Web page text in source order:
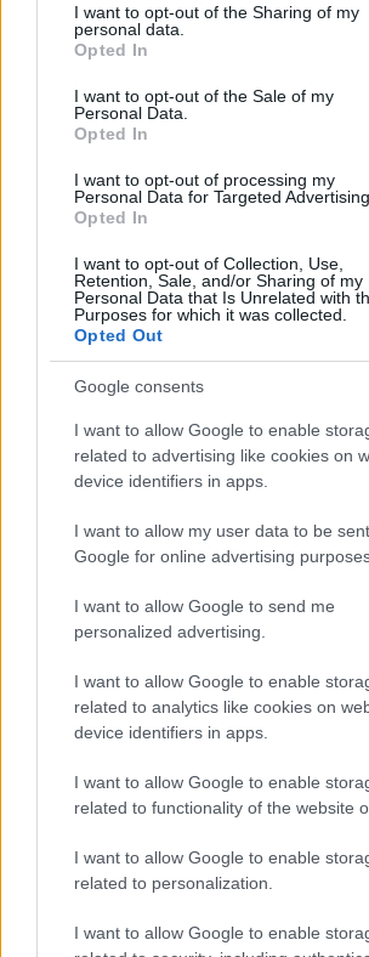
not limited to your visit or usage behaviour.
grant or deny consent to Google and its
use your data for below specified purposes
consent section.
I want to opt-out of the Sharing of my
personal data.
Opted In
I want to opt-out of the Sale of my
Personal Data.
Opted In
I want to opt-out of processing my
Personal Data for Targeted Advertising.
Opted In
I want to opt-out of Collection, Use,
Retention, Sale, and/or Sharing of my
Personal Data that Is Unrelated with
Purposes for which it was collected.
Opted Out
Google consents
I want to allow Google to enable
related to advertising like cookies on
device identifiers in apps.
I want to allow my user data to be
Google for online advertising
I want to allow Google to send me
personalized advertising.
I want to allow Google to enable
related to analytics like cookies on
device identifiers in apps.
I want to allow Google to enable
related to functionality of the website
I want to allow Google to enable
related to personalization.
I want to allow Google to enable
Valle d’Aosta: polemiche tra
le supplenze scolastiche
Edoardo Marchesi · 5 Ago 2026
dinamica e ritualità
Letizia Fontana · 5 Ago 2026